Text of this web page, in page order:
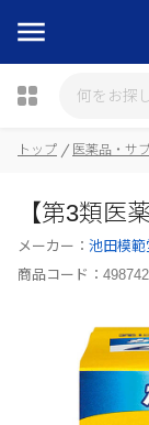
トップ 医薬品・サ
【第3類医
メーカー： 池田模範
商品コード：